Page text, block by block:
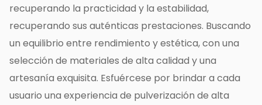
diseño cómodo y fácil de usar, y una amplia
gama de características y ventajas
excepcionales, como aplicabilidad y garantía
de alta calidad. Elegir nuestros productos le
brindará una experiencia más eficiente y
conveniente en la producción agrícola.
recuperando la practicidad y la estabilidad,
recuperando sus auténticas prestaciones. Buscando
un equilibrio entre rendimiento y estética, con una
selección de materiales de alta calidad y una
artesanía exquisita. Esfuércese por brindar a cada
usuario una experiencia de pulverización de alta